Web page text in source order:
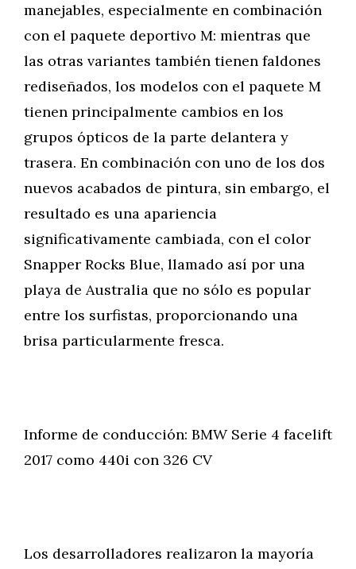
manejables, especialmente en combinación
con el paquete deportivo M: mientras que
las otras variantes también tienen faldones
rediseñados, los modelos con el paquete M
tienen principalmente cambios en los
grupos ópticos de la parte delantera y
trasera. En combinación con uno de los dos
nuevos acabados de pintura, sin embargo, el
resultado es una apariencia
significativamente cambiada, con el color
Snapper Rocks Blue, llamado así por una
playa de Australia que no sólo es popular
entre los surfistas, proporcionando una
brisa particularmente fresca.
Informe de conducción: BMW Serie 4 facelift
2017 como 440i con 326 CV
Los desarrolladores realizaron la mayoría